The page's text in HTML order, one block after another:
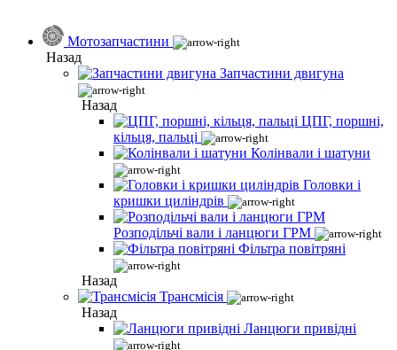
Мотозапчастини
Назад
Запчастини двигуна
Назад
ЦПГ, поршні,
кільця, пальці
Колінвали і шатуни
Головки і
кришки циліндрів
Розподільчі вали і ланцюги ГРМ
Фільтра повітряні
Назад
Трансмісія
Назад
Ланцюги привідні